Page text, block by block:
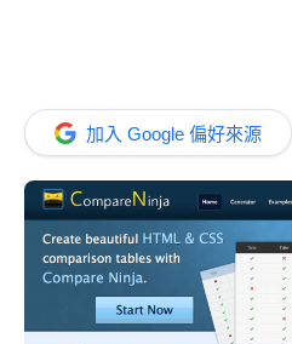
加入 Google 偏好來源